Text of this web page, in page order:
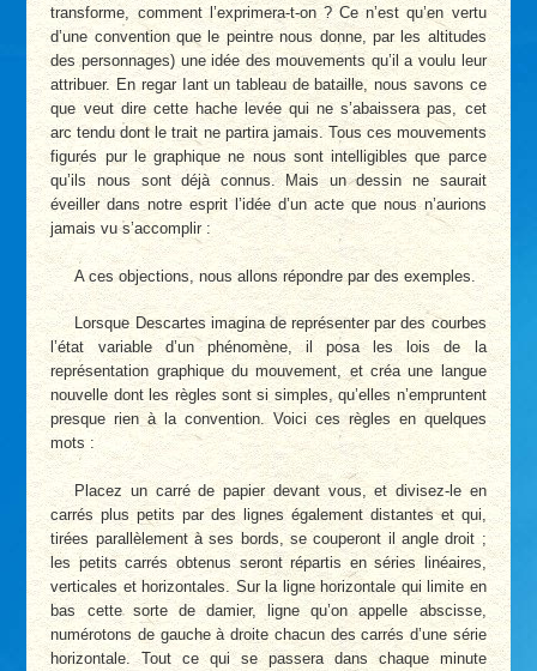
transforme, comment l’exprimera-t-on ? Ce n’est qu’en vertu
d’une convention que le peintre nous donne, par les altitudes
des personnages) une idée des mouvements qu’il a voulu leur
attribuer. En regar Iant un tableau de bataille, nous savons ce
que veut dire cette hache levée qui ne s’abaissera pas, cet
arc tendu dont le trait ne partira jamais. Tous ces mouvements
figurés pur le graphique ne nous sont intelligibles que parce
qu’ils nous sont déjà connus. Mais un dessin ne saurait
éveiller dans notre esprit l’idée d’un acte que nous n’aurions
jamais vu s’accomplir :
A ces objections, nous allons répondre par des exemples.
Lorsque Descartes imagina de représenter par des courbes
l’état variable d’un phénomène, il posa les lois de la
représentation graphique du mouvement, et créa une langue
nouvelle dont les règles sont si simples, qu’elles n’empruntent
presque rien à la convention. Voici ces règles en quelques
mots :
Placez un carré de papier devant vous, et divisez-le en
carrés plus petits par des lignes également distantes et qui,
tirées parallèlement à ses bords, se couperont il angle droit ;
les petits carrés obtenus seront répartis en séries linéaires,
verticales et horizontales. Sur la ligne horizontale qui limite en
bas cette sorte de damier, ligne qu’on appelle abscisse,
numérotons de gauche à droite chacun des carrés d’une série
horizontale. Tout ce qui se passera dans chaque minute